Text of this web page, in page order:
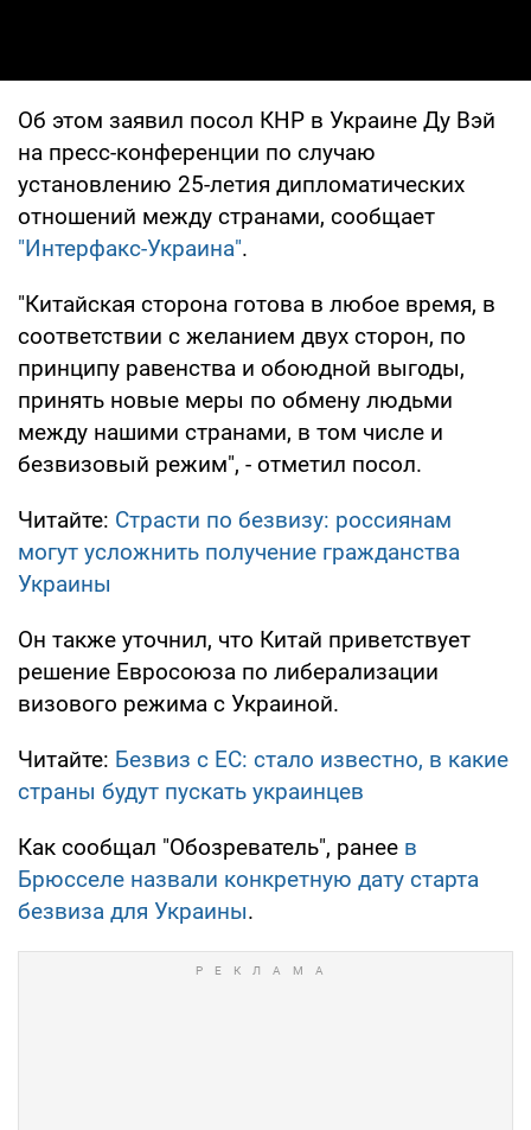
Об этом заявил посол КНР в Украине Ду Вэй
на пресс-конференции по случаю
установлению 25-летия дипломатических
отношений между странами, сообщает
"Интерфакс-Украина".
"Китайская сторона готова в любое время, в
соответствии с желанием двух сторон, по
принципу равенства и обоюдной выгоды,
принять новые меры по обмену людьми
между нашими странами, в том числе и
безвизовый режим", - отметил посол.
Читайте: Страсти по безвизу: россиянам
могут усложнить получение гражданства
Украины
Он также уточнил, что Китай приветствует
решение Евросоюза по либерализации
визового режима с Украиной.
Читайте: Безвиз с ЕС: стало известно, в какие
страны будут пускать украинцев
Как сообщал "Обозреватель", ранее в
Брюсселе назвали конкретную дату старта
безвиза для Украины.